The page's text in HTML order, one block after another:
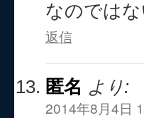
なのではな
返信
匿名 より:
2014年8月4日